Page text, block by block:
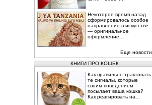
Некоторое время назад
сформировалось особое
направление в искусстве
— оригинальное
оформление...
Еще новости
КНИГИ ПРО КОШЕК
Как правильно трактовать
те сигналы, которые
своим поведением
посылает ваша кошка?
Как реагировать на...